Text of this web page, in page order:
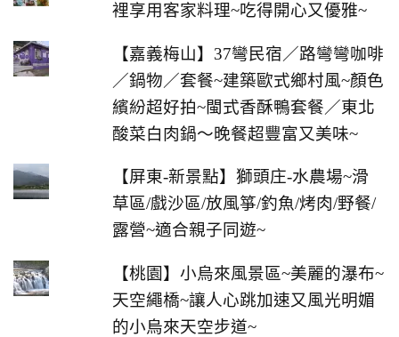
裡享用客家料理~吃得開心又優雅~
【嘉義梅山】37彎民宿／路彎彎咖啡
／鍋物／套餐~建築歐式鄉村風~顏色
繽紛超好拍~閩式香酥鴨套餐／東北
酸菜白肉鍋～晚餐超豐富又美味~
【屏東-新景點】獅頭庄-水農場~滑
草區/戲沙區/放風箏/釣魚/烤肉/野餐/
露營~適合親子同遊~
【桃園】小烏來風景區~美麗的瀑布~
天空繩橋~讓人心跳加速又風光明媚
的小烏來天空步道~